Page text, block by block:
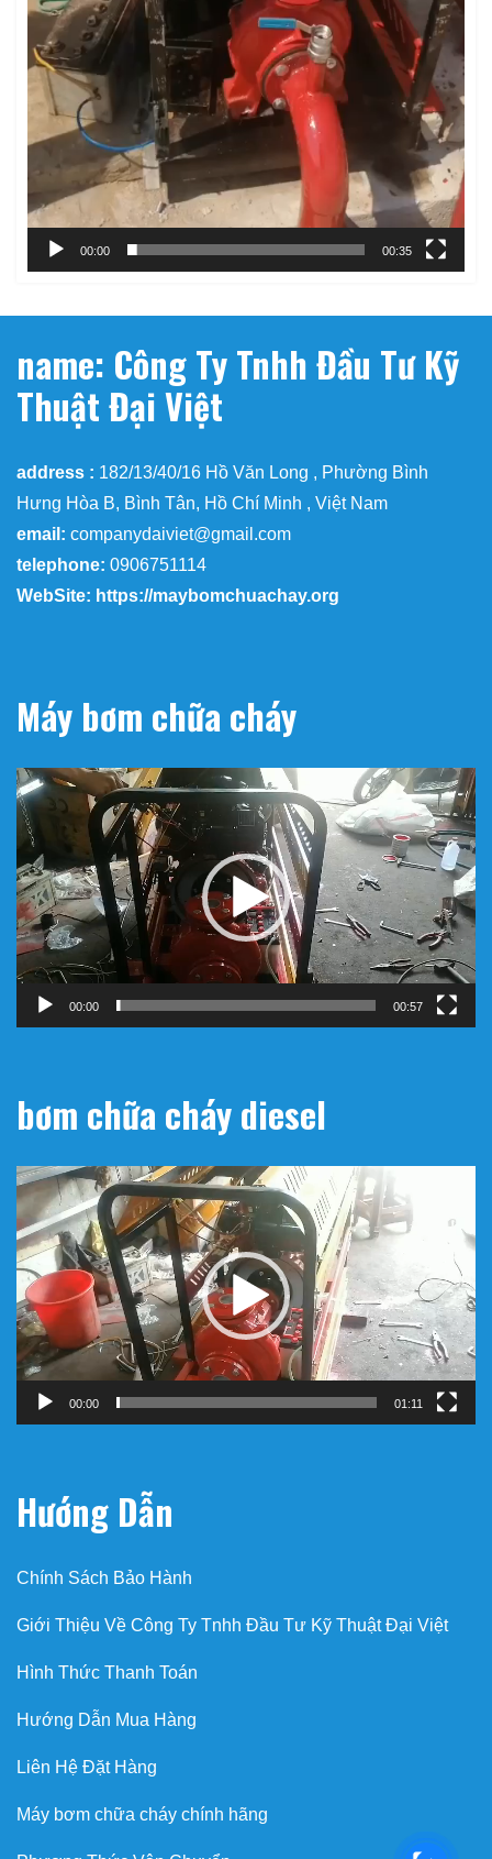
00:00 00:35
name: Công Ty Tnhh Đầu Tư Kỹ
Thuật Đại Việt
address : 182/13/40/16 Hồ Văn Long , Phường Bình
Hưng Hòa B, Bình Tân, Hồ Chí Minh , Việt Nam
email: companydaiviet@gmail.com
telephone: 0906751114
WebSite: https://maybomchuachay.org
Máy bơm chữa cháy
Trình
chơi
Video
00:00 00:57
bơm chữa cháy diesel
Trình
chơi
Video
00:00 01:11
Hướng Dẫn
Chính Sách Bảo Hành
Giới Thiệu Về Công Ty Tnhh Đầu Tư Kỹ Thuật Đại Việt
Hình Thức Thanh Toán
Hướng Dẫn Mua Hàng
Liên Hệ Đặt Hàng
Máy bơm chữa cháy chính hãng